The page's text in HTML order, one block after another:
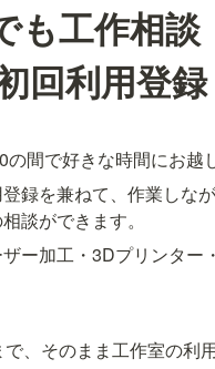
も工作相談
回利用登録
の間で好きな時間にお越
録を兼ねて、作業しな
談ができます。
ー加工・3Dプリンター
、そのまま工作室の利